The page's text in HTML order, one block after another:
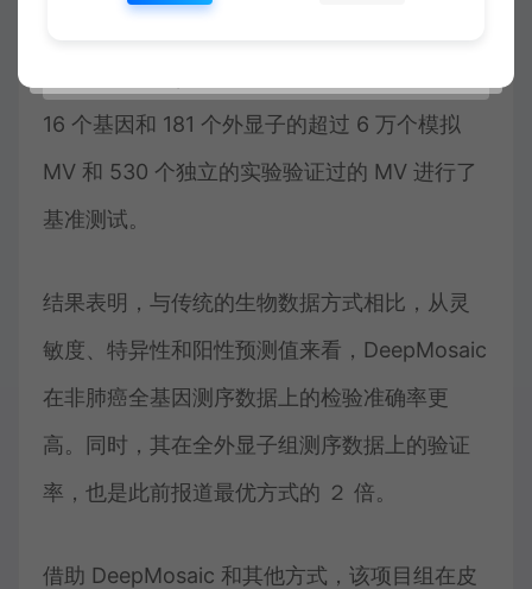
16 个基因和 181 个外显子的超过 6 万个模拟
MV 和 530 个独立的实验验证过的 MV 进行了
基准测试。
结果表明，与传统的生物数据方式相比，从灵
敏度、特异性和阳性预测值来看，DeepMosaic
在非肺癌全基因测序数据上的检验准确率更
高。同时，其在全外显子组测序数据上的验证
率，也是此前报道最优方式的 ２ 倍。
借助 DeepMosaic 和其他方式，该项目组在皮